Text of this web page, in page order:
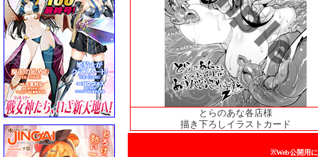
とらのあな各店様
描き下ろしイラストカード
※Web公開用